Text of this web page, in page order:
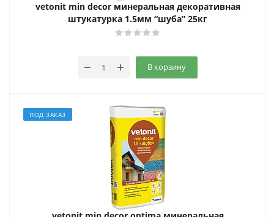
vetonit min decor минеральная декоративная
штукатурка 1.5мм “шуба” 25кг
В корзину
ПОД ЗАКАЗ